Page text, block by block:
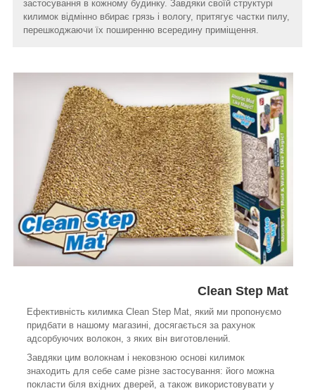
застосування в кожному будинку. Завдяки своїй структурі
килимок відмінно вбирає грязь і вологу, притягує частки пилу,
перешкоджаючи їх поширенню всередину приміщення.
Clean Step Mat
Ефективність килимка Clean Step Mat, який ми пропонуємо
придбати в нашому магазині, досягається за рахунок
адсорбуючих волокон, з яких він виготовлений.
Завдяки цим волокнам і нековзною основі килимок
знаходить для себе саме різне застосування: його можна
покласти біля вхідних дверей, а також використовувати у